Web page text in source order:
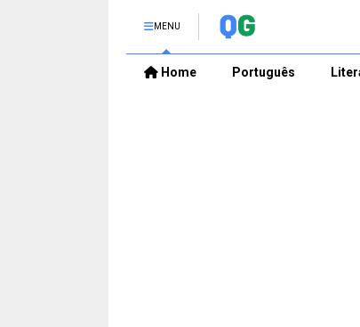
MENU
Home Português